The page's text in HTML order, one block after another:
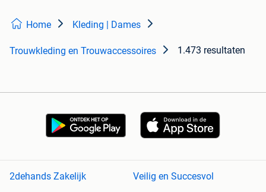
Home Kleding | Dames
Trouwkleding en Trouwaccessoires 1.473 resultaten
2dehands Zakelijk
Veilig en Succesvol